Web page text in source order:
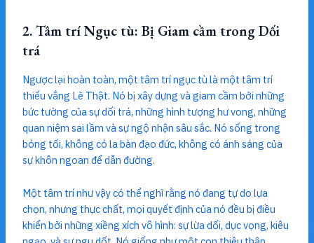
2. Tâm trí Ngục tù: Bị Giam cầm trong Dối
trá
Ngược lại hoàn toàn, một tâm trí ngục tù là một tâm trí
thiếu vắng Lẽ Thật. Nó bị xây dựng và giam cầm bởi những
bức tường của sự dối trá, những hình tượng hư vong, những
quan niệm sai lầm và sự ngộ nhận sâu sắc. Nó sống trong
bóng tối, không có la bàn đạo đức, không có ánh sáng của
sự khôn ngoan để dẫn đường.
Một tâm trí như vậy có thể nghĩ rằng nó đang tự do lựa
chọn, nhưng thực chất, mọi quyết định của nó đều bị điều
khiển bởi những xiềng xích vô hình: sự lừa dối, dục vọng, kiêu